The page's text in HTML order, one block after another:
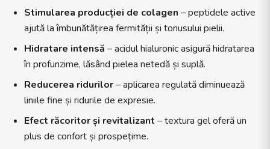
Stimularea producției de colagen – peptidele active
ajută la îmbunătățirea fermității și tonusului pielii.
Hidratare intensă – acidul hialuronic asigură hidratarea
în profunzime, lăsând pielea netedă și suplă.
Reducerea ridurilor– aplicarea regulată diminuează
liniile fine și ridurile de expresie.
Efect răcoritor și revitalizant – textura gel oferă un
plus de confort și prospețime.